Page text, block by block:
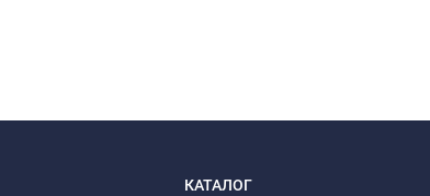
КАТАЛОГ